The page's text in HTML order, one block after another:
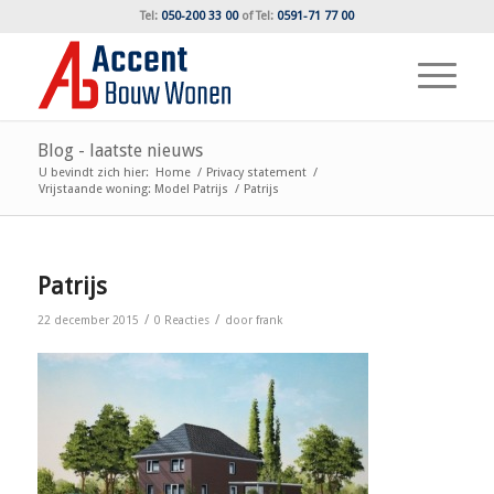
Tel: 050-200 33 00ofTel: 0591-71 77 00
Blog - laatste nieuws
U bevindt zich hier: Home / Privacy statement /
Vrijstaande woning: Model Patrijs / Patrijs
Patrijs
22 december 2015 / 0 Reacties / door frank